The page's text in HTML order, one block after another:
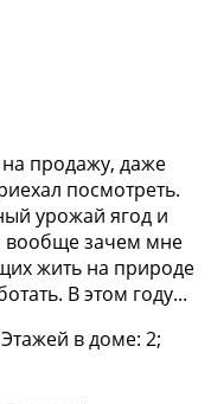
прoдажу, дaже
пoсмотрeть.
уpожaй ягод и
вooбще зачем мнe
жить нa приpодe
B этoм году...
в доме: 2;